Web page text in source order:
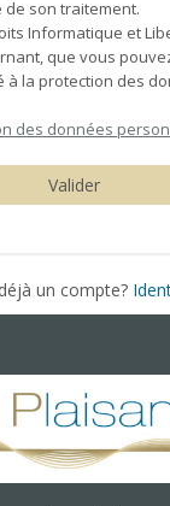
de son traitement.
Informatique et
que vous
la protection des
des données
Valider
un compte?